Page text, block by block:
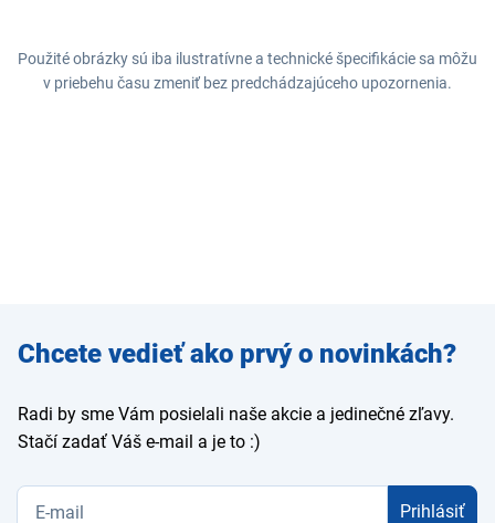
Použité obrázky sú iba ilustratívne a technické špecifikácie sa môžu
v priebehu času zmeniť bez predchádzajúceho upozornenia.
Zadajte
e-mail
Chcete vedieť ako prvý o novinkách?
Radi by sme Vám posielali naše akcie a jedinečné zľavy.
Stačí zadať Váš e-mail a je to :)
Prihlásiť